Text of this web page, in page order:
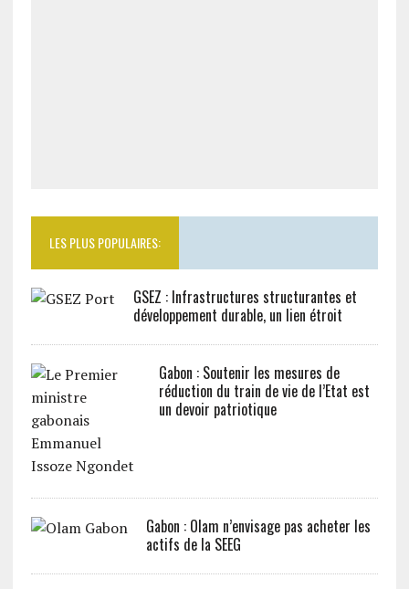
LES PLUS POPULAIRES:
GSEZ : Infrastructures structurantes et
développement durable, un lien étroit
Gabon : Soutenir les mesures de
réduction du train de vie de l’Etat est
un devoir patriotique
Gabon : Olam n’envisage pas acheter les
actifs de la SEEG